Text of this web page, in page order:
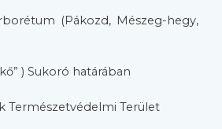
(Pákozd, Mészeg-hegy,
) Sukoró határában
Természetvédelmi Terület